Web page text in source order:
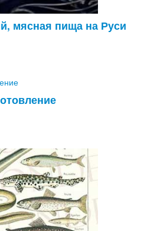
мясная пища на Руси